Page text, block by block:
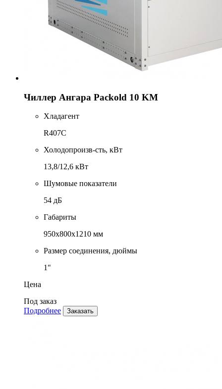
Чиллер Ангара Packold 10 KM
Хладагент
R407C
Холодопроизв-сть, кВт
13,8/12,6 кВт
Шумовые показатели
54 дБ
Габариты
950x800x1210 мм
Размер соединения, дюймы
1"
Цена
Под заказ
Подробнее
Заказать